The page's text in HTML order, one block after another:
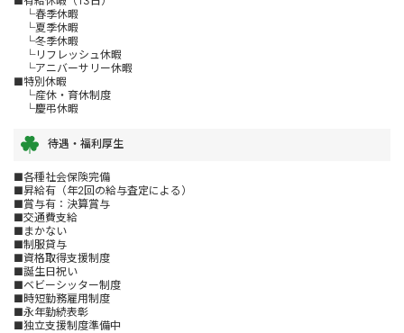
└春季休暇
└夏季休暇
└冬季休暇
└リフレッシュ休暇
└アニバーサリー休暇
■特別休暇
└産休・育休制度
└慶弔休暇
待遇・福利厚生
■各種社会保険完備
■昇給有（年2回の給与査定による）
■賞与有：決算賞与
■交通費支給
■まかない
■制服貸与
■資格取得支援制度
■誕生日祝い
■ベビーシッター制度
■時短勤務雇用制度
■永年勤続表彰
■独立支援制度準備中